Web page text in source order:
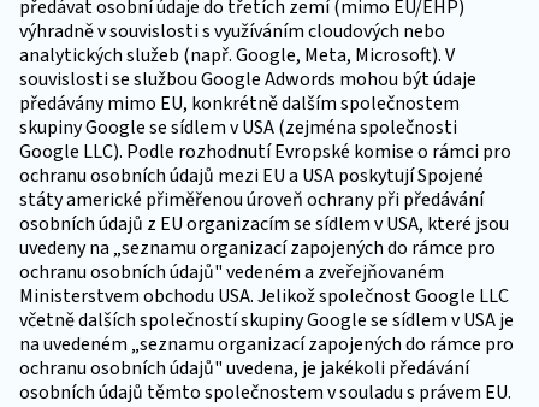
předávat osobní údaje do třetích zemí (mimo EU/EHP)
výhradně v souvislosti s využíváním cloudových nebo
analytických služeb (např. Google, Meta, Microsoft). V
souvislosti se službou Google Adwords mohou být údaje
předávány mimo EU, konkrétně dalším společnostem
skupiny Google se sídlem v USA (zejména společnosti
Google LLC). Podle rozhodnutí Evropské komise o rámci pro
ochranu osobních údajů mezi EU a USA poskytují Spojené
státy americké přiměřenou úroveň ochrany při předávání
osobních údajů z EU organizacím se sídlem v USA, které jsou
uvedeny na „seznamu organizací zapojených do rámce pro
ochranu osobních údajů" vedeném a zveřejňovaném
Ministerstvem obchodu USA. Jelikož společnost Google LLC
včetně dalších společností skupiny Google se sídlem v USA je
na uvedeném „seznamu organizací zapojených do rámce pro
ochranu osobních údajů" uvedena, je jakékoli předávání
osobních údajů těmto společnostem v souladu s právem EU.